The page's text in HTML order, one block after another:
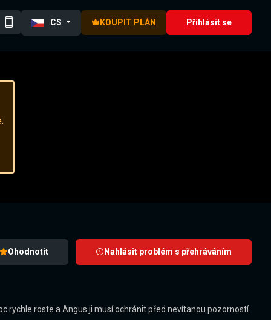
CS KOUPIT PLÁN Přihlásit se
Ohodnotit Nahlásit problém s přehráváním
rychle roste a Angus ji musí ochránit před nevítanou pozorností